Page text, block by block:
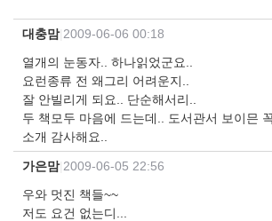
대충맘| 2009-06-06 00:18
열개의 눈동자.. 하나읽었군요..
요런종류 전 왜그리 어려운지..
잘 안빌리게 되요.. 단순해서리..
두 책모두 마음에 드는데.. 도서관서 보이믄
소개 감사해요..
가은맘| 2009-06-05 22:56
우와 멋진 책들~~
저도 요건 없는디...